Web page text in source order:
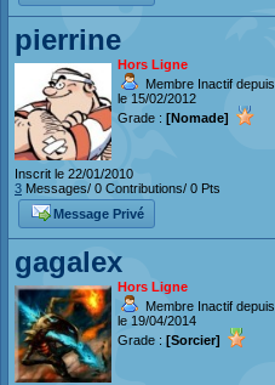
pierrine
Hors Ligne
Membre Inactif depuis
le 15/02/2012
Grade : [Nomade]
Inscrit le 22/01/2010
3 Messages/ 0 Contributions/ 0 Pts
Message Privé
gagalex
Hors Ligne
Membre Inactif depuis
le 19/04/2014
Grade : [Sorcier]